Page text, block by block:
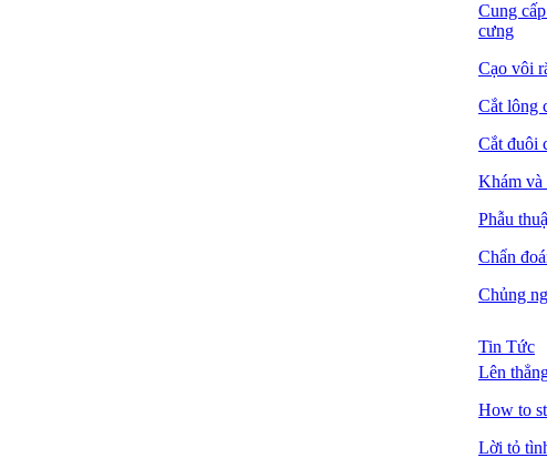
Cung
cưng
Cạo vôi
Cắt lông
Cắt đuôi
Khám và
Phẫu
Chẩn
Chủng
Tin Tức
Lên
How to
Lời tỏ